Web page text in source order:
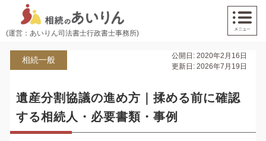
(運営：あいりん司法書士行政書士事務所)
相続一般
公開日: 2020年2月16日
更新日: 2026年7月19日
遺産分割協議の進め方｜揉める前に確認
する相続人・必要書類・事例